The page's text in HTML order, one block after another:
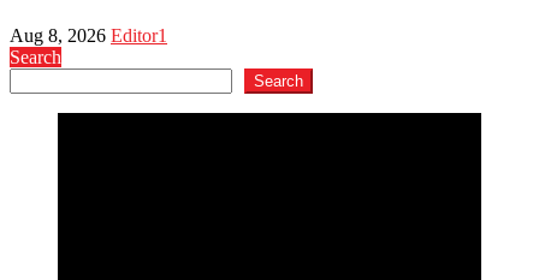
Aug 8, 2026 Editor1
Search
Search